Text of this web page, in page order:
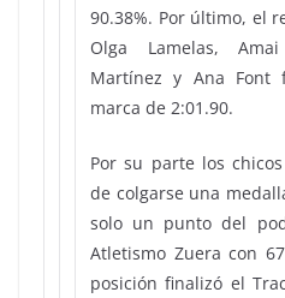
90.38%. Por último, el
Olga Lamelas,
Martínez y Ana Font
marca de 2:01.90.
Por su parte los
de colgarse una
solo un punto del
Atletismo Zuera con
posición finalizó el